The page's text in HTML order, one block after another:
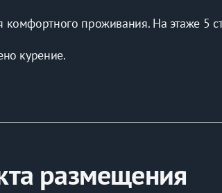
комфортного проживания. На этаже 5
курение.
размещения